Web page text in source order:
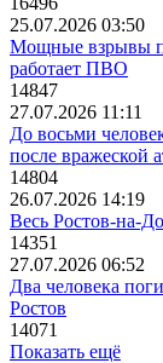
25.07.2026 03:50
Мощные взрывы
работает ПВО
14847
27.07.2026 11:11
До восьми
после вражеской
14804
26.07.2026 14:19
Весь Ростов-на-
14351
27.07.2026 06:52
Два человека
Ростов
14071
Показать ещё